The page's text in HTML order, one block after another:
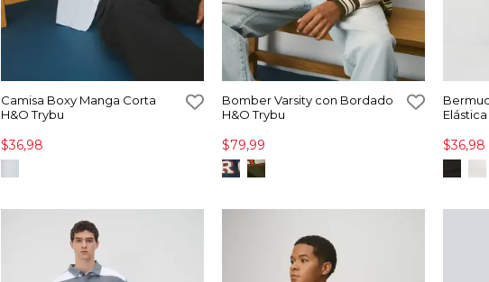
Camisa Boxy Manga Corta
H&O Trybu
$36,98
Bomber Varsity con Bordado
H&O Trybu
$79,99 $36,98